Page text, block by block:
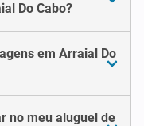
Do Cabo?
em Arraial Do
no meu aluguel de